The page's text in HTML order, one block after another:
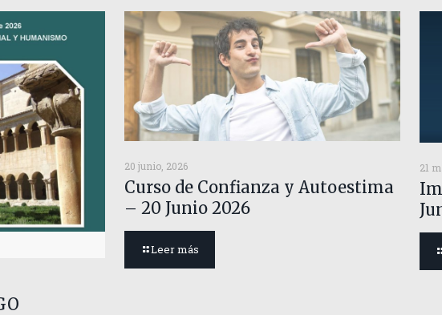
20 junio, 2026
Curso de Confianza y Autoestima
– 20 Junio 2026
Leer más
21